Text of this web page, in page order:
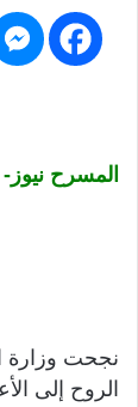
المسرح
نجحت وزارة
الروح إلى